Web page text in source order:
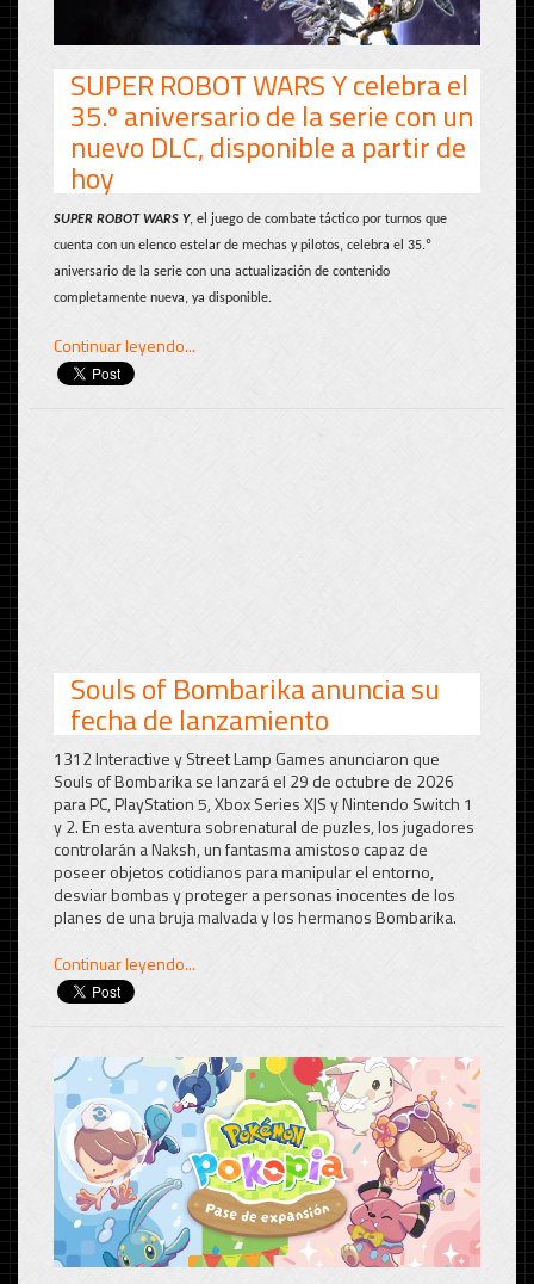
SUPER ROBOT WARS Y celebra el
35.º aniversario de la serie con un
nuevo DLC, disponible a partir de
hoy
SUPER ROBOT WARS Y, el juego de combate táctico por turnos que
cuenta con un elenco estelar de mechas y pilotos, celebra el 35.º
aniversario de la serie con una actualización de contenido
completamente nueva, ya disponible.
Continuar leyendo...
Souls of Bombarika anuncia su
fecha de lanzamiento
1312 Interactive y Street Lamp Games anunciaron que
Souls of Bombarika se lanzará el 29 de octubre de 2026
para PC, PlayStation 5, Xbox Series X|S y Nintendo Switch 1
y 2.En esta aventura sobrenatural de puzles, los jugadores
controlarán a Naksh, un fantasma amistoso capaz de
poseer objetos cotidianos para manipular el entorno,
desviar bombas y proteger a personas inocentes de los
planes de una bruja malvada y los hermanos Bombarika.
Continuar leyendo...